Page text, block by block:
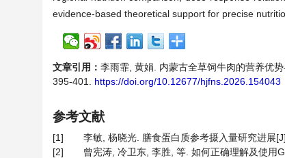
evidence-based theoretical support for precise
文章引用： 李雨霏, 黄娟. 内蒙古全草饲牛肉的营养优
395-401. https://doi.org/10.12677/hjfns.2026.154043
参考文献
[1]
李敏, 杨晓光. 膳食蛋白质参考摄入量研究进展
[2]
曾宪涛, 冷卫东, 李胜, 等. 如何正确理解及使用